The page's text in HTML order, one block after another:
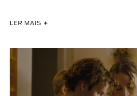
LER MAIS +